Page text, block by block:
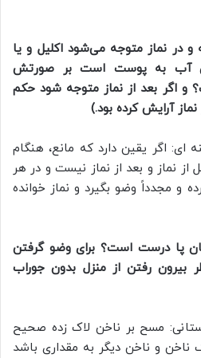
در نماز متوجه می‌شود اکلیل و یا
آب به پوست است بر صورتش
اگر بعد از نماز متوجه شود حکم
آرایش کرده بود.)
ای: اگر یقین دارد که مانع، هنگام
نماز و بعد از نماز نیست و در هر
و مجدداً وضو بگیرد و نماز خوانده
پا درست است؟ برای وضو گرفتن
بیرون رفتن از منزل بدون جوراب
مسح بر ناخن لاک زده صحیح
و ناخن دیگر به مقداری باشد